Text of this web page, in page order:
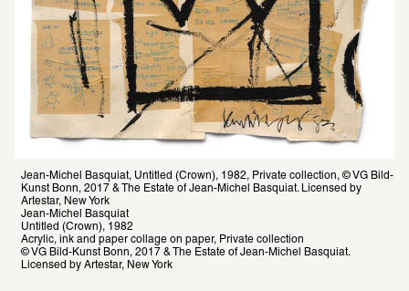
Jean-Michel Basquiat, Untitled (Crown), 1982, Private collection, © VG Bild-
Kunst Bonn, 2017 & The Estate of Jean-Michel Basquiat. Licensed by
Artestar, New York
Jean-Michel Basquiat
Untitled (Crown), 1982
Acrylic, ink and paper collage on paper, Private collection
© VG Bild-Kunst Bonn, 2017 & The Estate of Jean-Michel Basquiat.